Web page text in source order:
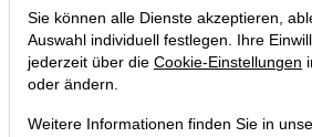
Sie können alle Dienste akzeptieren,
Auswahl individuell festlegen. Ihre
jederzeit über die Cookie-Einstellungen
oder ändern.
Weitere Informationen finden Sie in